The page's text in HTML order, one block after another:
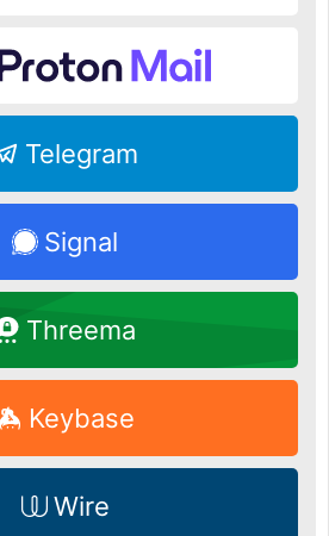
Telegram
Signal
Threema
Keybase
Wire